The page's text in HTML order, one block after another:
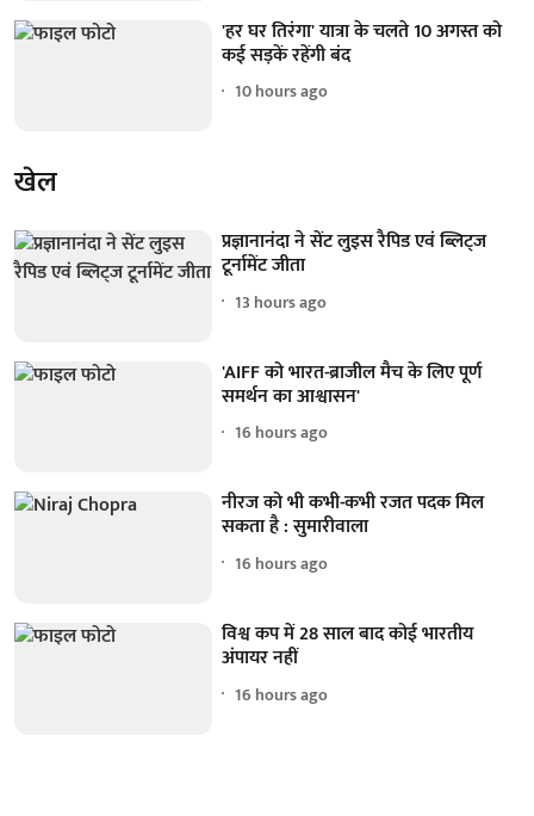
'हर घर तिरंगा' यात्रा के चलते 10 अगस्त को
कई सड़कें रहेंगी बंद
10 hours ago
खेल
प्रज्ञानानंदा ने सेंट लुइस रैपिड एवं ब्लिट्ज
टूर्नामेंट जीता
13 hours ago
'AIFF को भारत-ब्राजील मैच के लिए पूर्ण
समर्थन का आश्वासन'
16 hours ago
नीरज को भी कभी-कभी रजत पदक मिल
सकता है : सुमारीवाला
16 hours ago
विश्व कप में 28 साल बाद कोई भारतीय
अंपायर नहीं
16 hours ago